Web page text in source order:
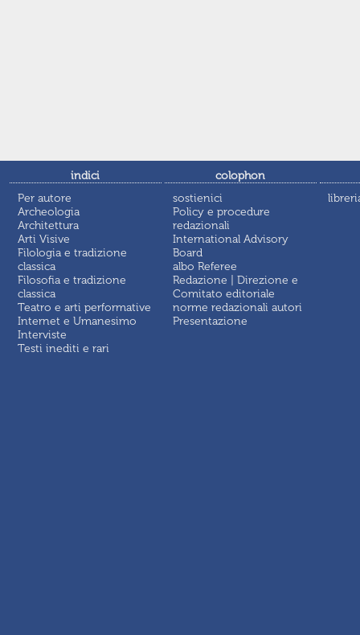
indici
Per autore
Archeologia
Architettura
Arti Visive
Filologia e tradizione
classica
Filosofia e tradizione
classica
Teatro e arti performative
Internet e Umanesimo
Interviste
Testi inediti e rari
colophon
sostienici
Policy e procedure
redazionali
International Advisory
Board
albo Referee
Redazione | Direzione e
Comitato editoriale
norme redazionali autori
Presentazione